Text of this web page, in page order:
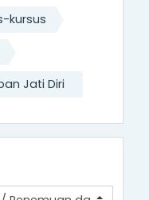
kursus
Jati Diri